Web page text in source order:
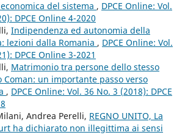
del sistema , DPCE Online: Vol.
DPCE Online 4-2020
Indipendenza ed autonomia della
lezioni dalla Romania , DPCE Online: Vol.
DPCE Online 3-2021
Matrimonio tra persone dello stesso
Coman: un importante passo verso
, DPCE Online: Vol. 36 No. 3 (2018): DPCE
Andrea Perelli, REGNO UNITO, La
ha dichiarato non illegittima ai sensi